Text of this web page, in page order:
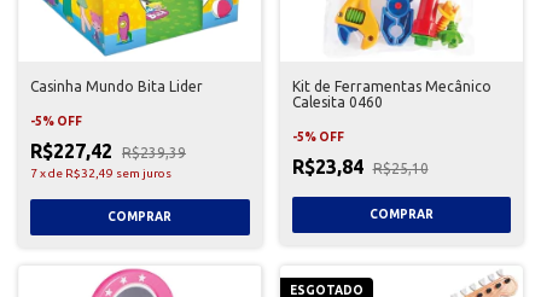
Casinha Mundo Bita Lider
-5% OFF
R$227,42 R$239,39
7xde R$32,49 sem juros
Kit de Ferramentas Mecânico
Calesita 0460
-5% OFF
R$23,84 R$25,10
ESGOTADO